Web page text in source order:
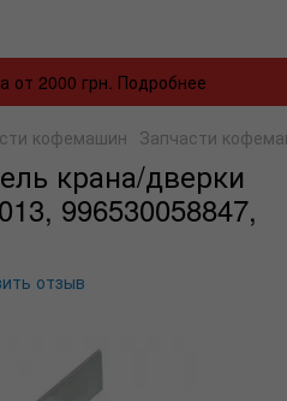
от 2000 грн. Подробнее
кофемашин Запчасти
крана/дверки
996530058847,
отзыв